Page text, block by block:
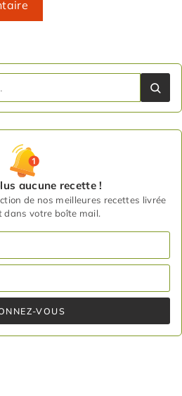
aucune recette !
de nos meilleures recettes livrée
dans votre boîte mail.
VOUS